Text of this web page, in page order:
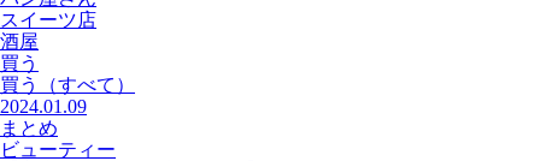
スイーツ店
酒屋
買う
買う
（すべて）
2024.01.09
まとめ
ビューティー